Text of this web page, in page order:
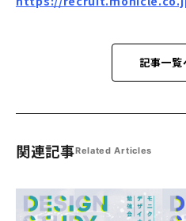
記事一覧
関連記事Related Articles